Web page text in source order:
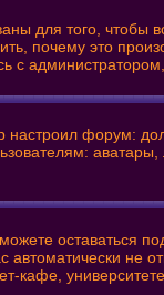
для того,
почему это
с
настроил форум:
аватары,
оставаться
автоматически не
кафе, университете